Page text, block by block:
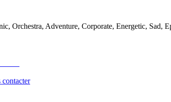
Orchestra, Adventure, Corporate, Energetic, Sad,
contacter